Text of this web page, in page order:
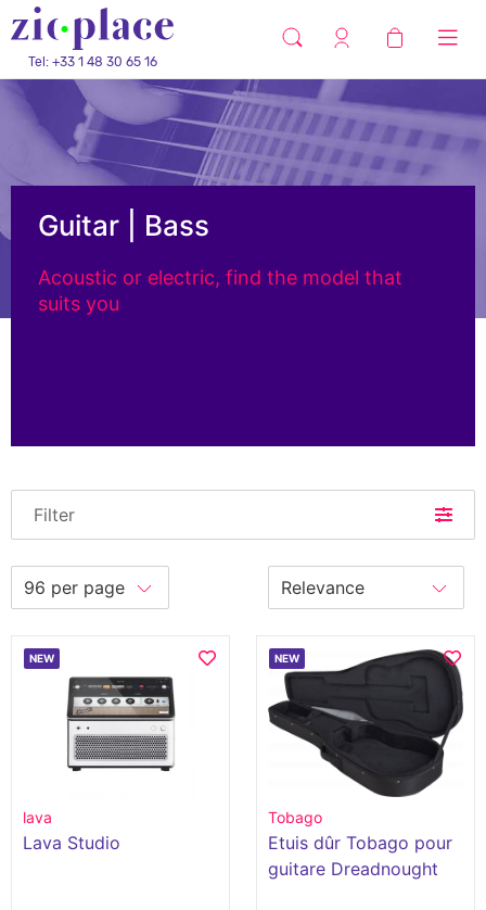
Tel: +33 1 48 30 65 16
Guitar | Bass
Acoustic or electric, find the model that
suits you
Filter
NEW
lava
Lava Studio
NEW
Tobago
Etuis dûr Tobago pour
guitare Dreadnought